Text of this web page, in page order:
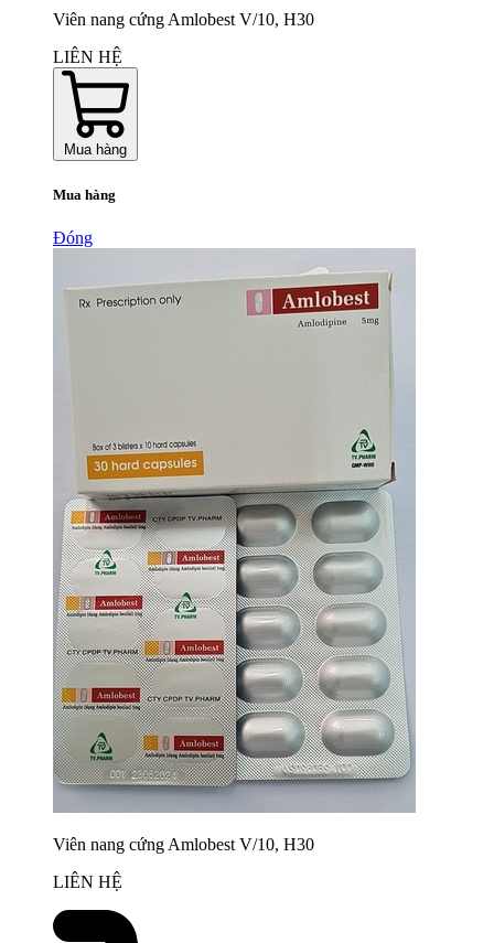
Viên nang cứng Amlobest V/10, H30
LIÊN HỆ
Mua hàng
Mua hàng
Đóng
Viên nang cứng Amlobest V/10, H30
LIÊN HỆ